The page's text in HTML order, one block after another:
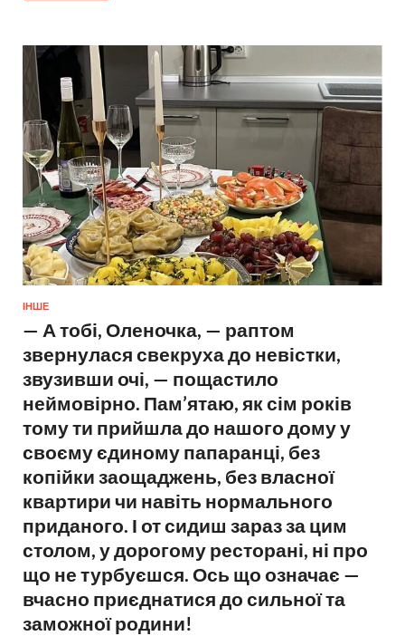
ІНШЕ
— А тобі, Оленочка, — раптом
звернулася свекруха до невістки,
звузивши очі, — пощастило
неймовірно. Пам’ятаю, як сім років
тому ти прийшла до нашого дому у
своєму єдиному папаранці, без
копійки заощаджень, без власної
квартири чи навіть нормального
приданого. І от сидиш зараз за цим
столом, у дорогому ресторані, ні про
що не турбуєшся. Ось що означає —
вчасно приєднатися до сильної та
заможної родини!